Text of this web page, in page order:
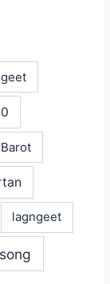
lagngeet